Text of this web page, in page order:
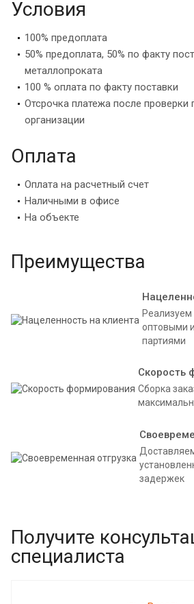
Условия
100% предоплата
50% предоплата, 50% по факту
металлопроката
100 % оплата по факту поставки
Отсрочка платежа после проверки
организации
Оплата
Оплата на расчетный счет
Наличными в офисе
На объекте
Преимущества
оптовыми
партиями
Скорость
Сборка
задержек
Получите
специалиста